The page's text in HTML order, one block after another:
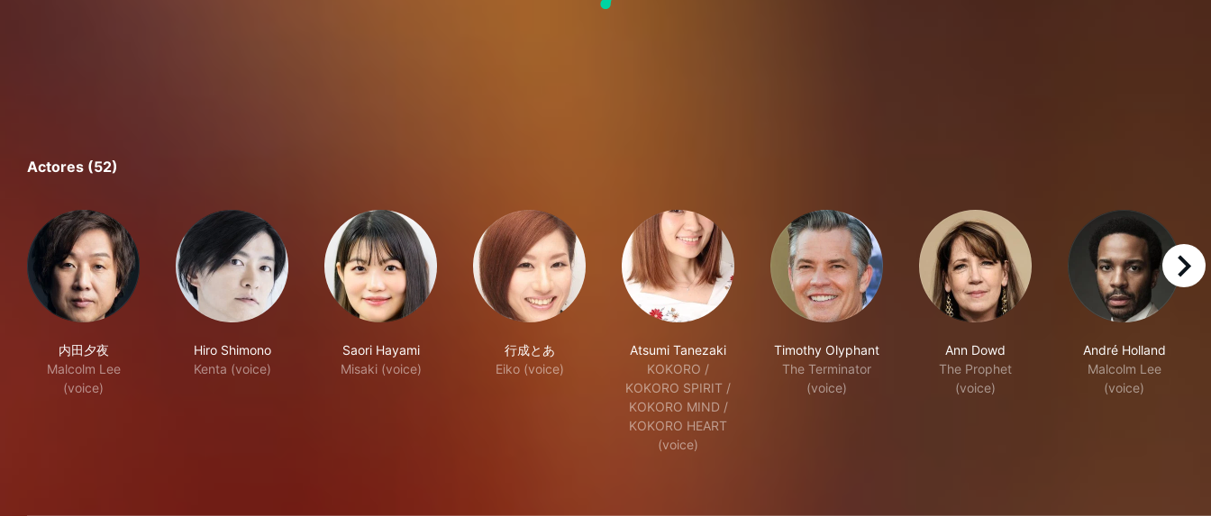
Actores (52)
内田夕夜
Malcolm Lee
(voice)
Hiro Shimono
Kenta (voice)
Saori Hayami
Misaki (voice)
行成とあ
Eiko (voice)
Atsumi Tanezaki
KOKORO /
KOKORO SPIRIT /
KOKORO MIND /
KOKORO HEART
(voice)
Timothy Olyphant
The Terminator
(voice)
Ann Dowd
The Prophet
(voice)
André Holland
Malcolm Lee
(voice)
right